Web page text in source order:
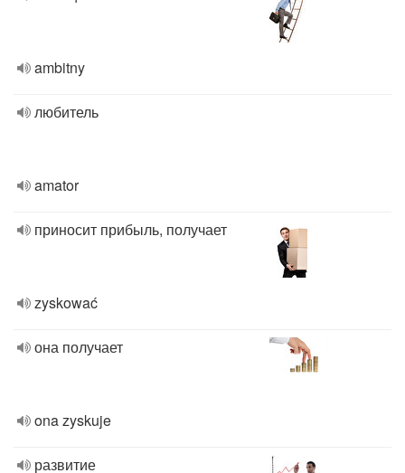
ambitny
любитель
amator
приносит прибыль, получает
zyskować
она получает
ona zyskuje
развитие